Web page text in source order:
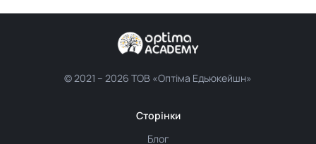
© 2021 – 2026 ТОВ «Оптіма Едьюкейшн»
Сторінки
Блог